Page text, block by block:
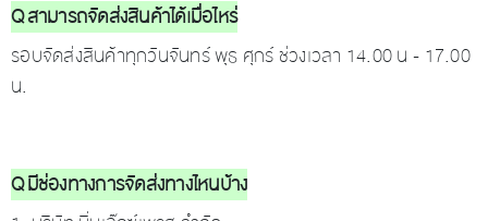
Q สามารถจัดส่งสินค้าได้เมื่อไหร่
รอบจัดส่งสินค้าทุกวันจันทร์ พุธ ศุกร์ ช่วงเวลา 14.00 น - 17.00
น.
Q มีช่องทางการจัดส่งทางไหนบ้าง